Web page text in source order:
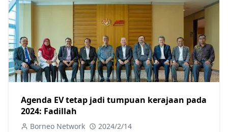
Agenda EV tetap jadi tumpuan kerajaan pada
2024: Fadillah
Borneo Network 2024/2/14